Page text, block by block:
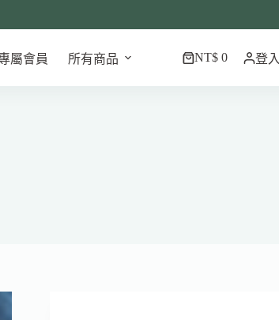
屬會員 所有商品 NT$0 登入